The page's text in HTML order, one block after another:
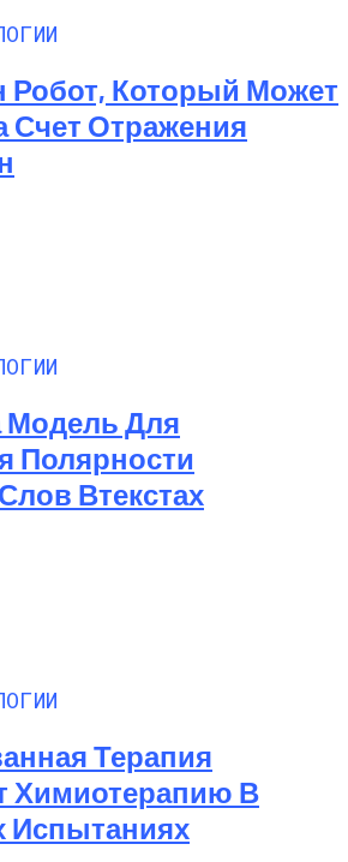
Робот, Который Может
Счет Отражения
Модель Для
Полярности
Втекстах
Терапия
Химиотерапию В
Испытаниях